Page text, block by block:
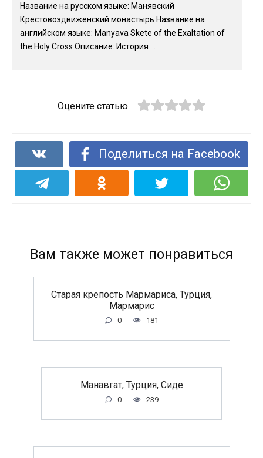
Название на русском языке: Манявский
Крестовоздвиженский монастырь Название на
английском языке: Manyava Skete of the Exaltation of
the Holy Cross Описание: История ...
Оцените статью
Поделиться на Facebook
Вам также может понравиться
Старая крепость Мармариса, Турция,
Мармарис
0 181
Манавгат, Турция, Сиде
0 239